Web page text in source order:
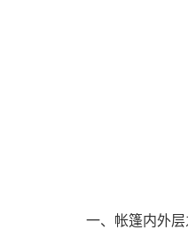
一、帐篷内外